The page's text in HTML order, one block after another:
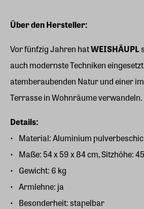
Über den Hersteller:
Vor fünfzig Jahren hatWEISHÄUPL
auch modernste Techniken
atemberaubenden Natur und einer
Terrasse in Wohnräume verwandeln.
Details:
Material: Aluminium
Maße: 54 x 59 x 84 cm, Sitzhöhe:
Gewicht: 6 kg
Armlehne: ja
Besonderheit: stapelbar